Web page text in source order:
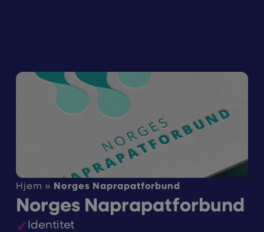
Hjem » Norges Naprapatforbund
Norges Naprapatforbund
Identitet